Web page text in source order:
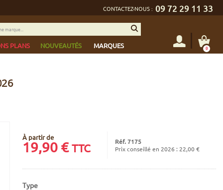
CONTACTEZ-NOUS : 09 72 29 11 33
PLANS NOUVEAUTÉS MARQUES 0
À partir de
19,90€ TTC
Réf. 7175
Prix conseillé en 2026 : 22,00 €
Type